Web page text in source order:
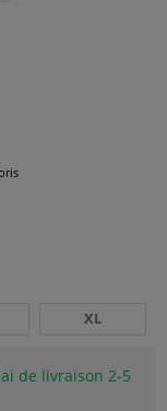
XL
de livraison 2-5